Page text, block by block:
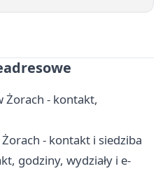
Żorach - kontakt,
- kontakt i siedziba
godziny, wydziały i e-